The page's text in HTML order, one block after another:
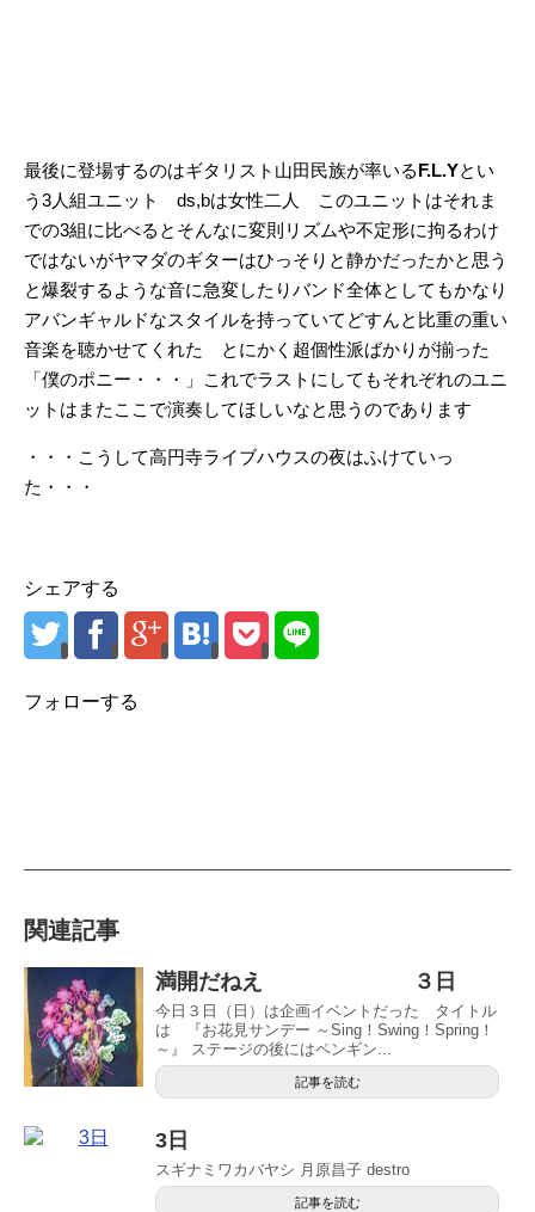
最後に登場するのはギタリスト山田民族が率いるF.L.Yとい
う3人組ユニット ds,bは女性二人 このユニットはそれま
での3組に比べるとそんなに変則リズムや不定形に拘るわけ
ではないがヤマダのギターはひっそりと静かだったかと思う
と爆裂するような音に急変したりバンド全体としてもかなり
アバンギャルドなスタイルを持っていてどすんと比重の重い
音楽を聴かせてくれた とにかく超個性派ばかりが揃った
「僕のポニー・・・」これでラストにしてもそれぞれのユニ
ットはまたここで演奏してほしいなと思うのであります
・・・こうして高円寺ライブハウスの夜はふけていっ
た・・・
シェアする
フォローする
関連記事
満開だねえ ３日
今日３日（日）は企画イベントだった タイトル
は 『お花見サンデー ～Sing！Swing！Spring！
～』 ステージの後にはペンギン...
記事を読む
3日
スギナミワカバヤシ 月原昌子 destro
記事を読む